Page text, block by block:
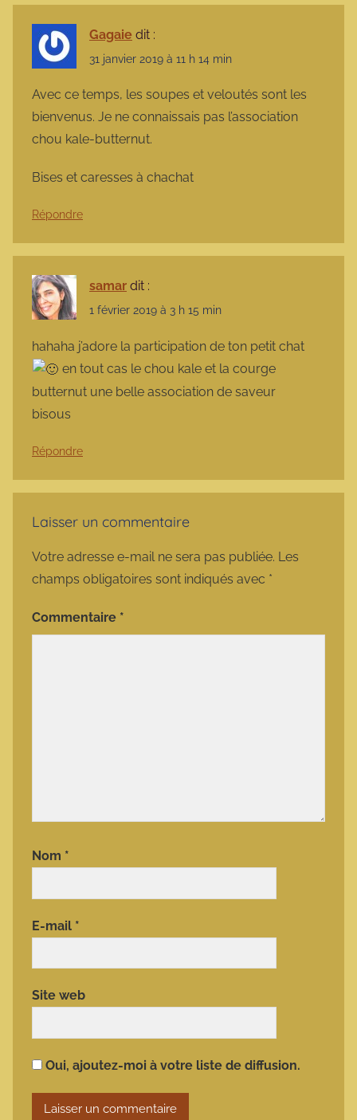
Gagaie dit :
31 janvier 2019 à 11 h 14 min
Avec ce temps, les soupes et veloutés sont les
bienvenus. Je ne connaissais pas l’association
chou kale-butternut.
Bises et caresses à chachat
Répondre
samar dit :
1 février 2019 à 3 h 15 min
hahaha j’adore la participation de ton petit chat
en tout cas le chou kale et la courge
butternut une belle association de saveur
bisous
Répondre
Laisser un commentaire
Votre adresse e-mail ne sera pas publiée. Les
champs obligatoires sont indiqués avec *
Commentaire *
Nom *
E-mail *
Site web
Oui, ajoutez-moi à votre liste de diffusion.